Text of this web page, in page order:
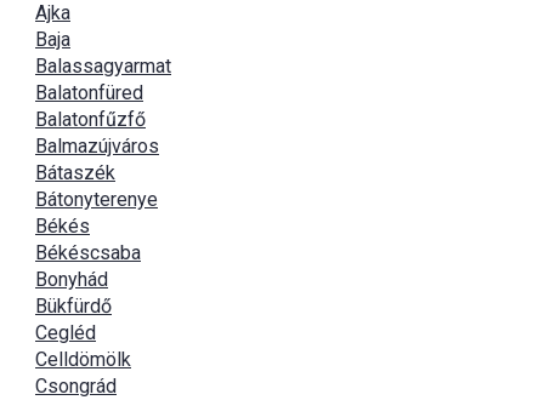
Ajka
Baja
Balassagyarmat
Balatonfüred
Balatonfűzfő
Balmazújváros
Bátaszék
Bátonyterenye
Békés
Békéscsaba
Bonyhád
Bükfürdő
Cegléd
Celldömölk
Csongrád